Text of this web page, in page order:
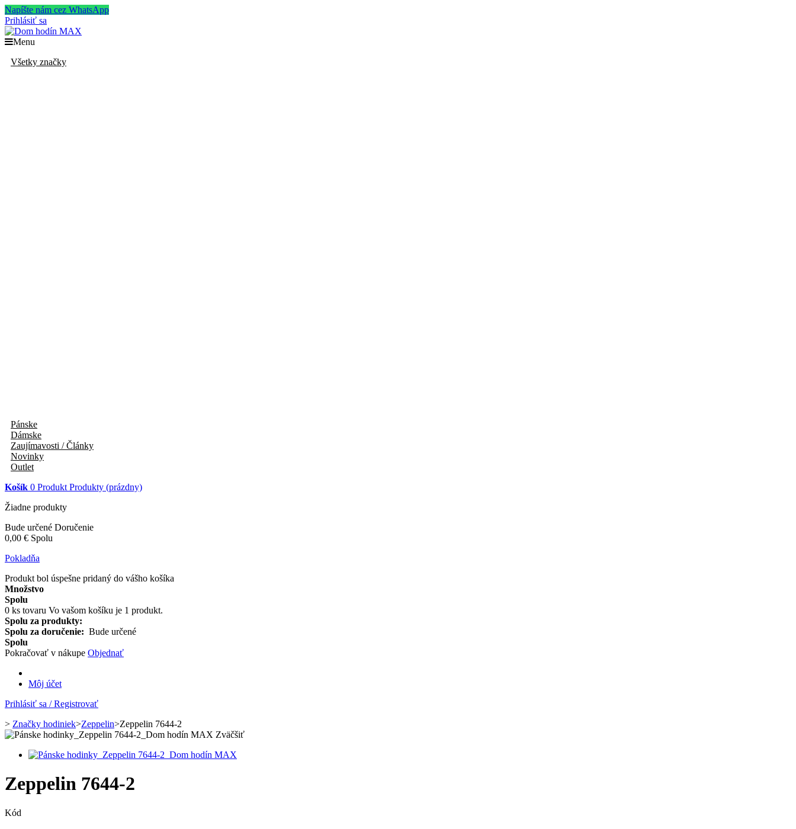
Napíšte nám cez WhatsApp
Prihlásiť sa
Menu
Všetky značky
Pánske
Dámske
Zaujímavosti / Články
Novinky
Outlet
Košík 0 Produkt Produkty (prázdny)
Žiadne produkty
Bude určené Doručenie
0,00 € Spolu
Pokladňa
Produkt bol úspešne pridaný do vášho košíka
Množstvo
Spolu
0 ks tovaru Vo vašom košíku je 1 produkt.
Spolu za produkty:
Spolu za doručenie: Bude určené
Spolu
Pokračovať v nákupe Objednať
Môj účet
Prihlásiť sa / Registrovať
> Značky hodiniek>Zeppelin>Zeppelin 7644-2
Zväčšiť
Zeppelin 7644-2
Kód